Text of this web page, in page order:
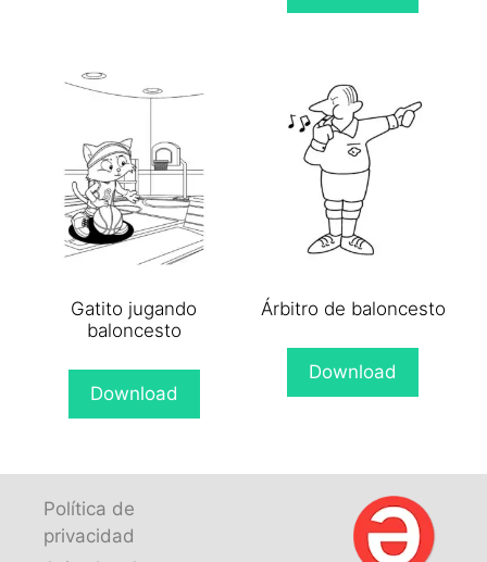
Gatito jugando
baloncesto
Download
Árbitro de baloncesto
Download
Política de
privacidad